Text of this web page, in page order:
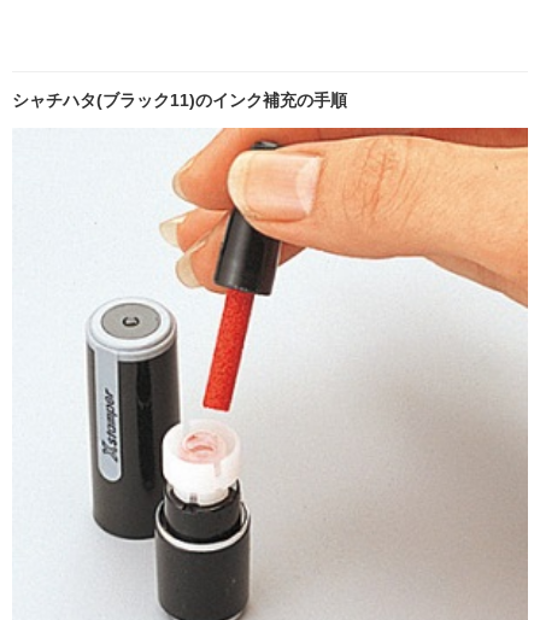
シャチハタ(ブラック11)のインク補充の手順